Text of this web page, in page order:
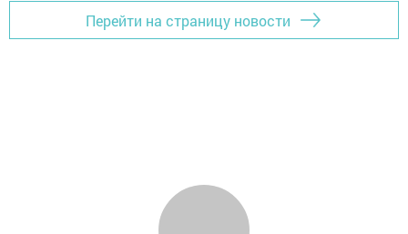
Перейти на страницу новости